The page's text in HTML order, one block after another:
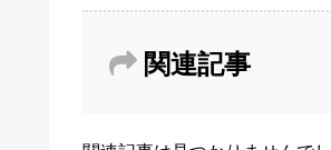
関連記事